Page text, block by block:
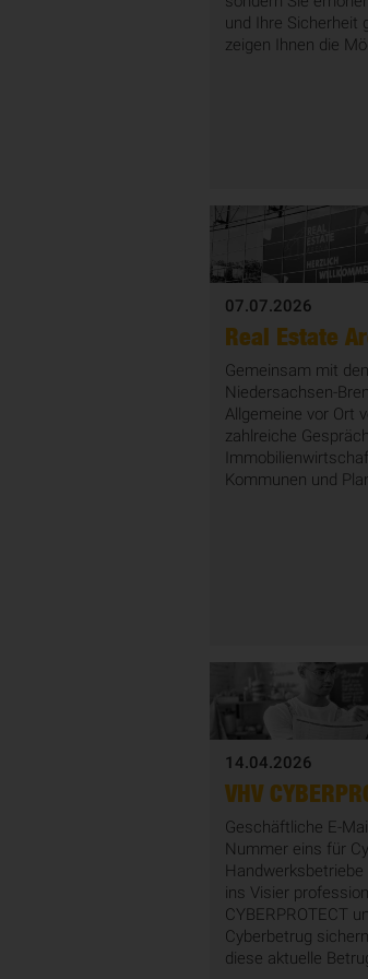
und Ihre Sicherheit
zeigen Ihnen die
07.07.2026
Real Estate
Gemeinsam mit
Niedersachsen-
Allgemeine vor Ort
zahlreiche
Kommunen und
14.04.2026
VHV
Geschäftliche E-
Nummer eins für
ins Visier
CYBERPROTECT
Cyberbetrug
diese aktuelle